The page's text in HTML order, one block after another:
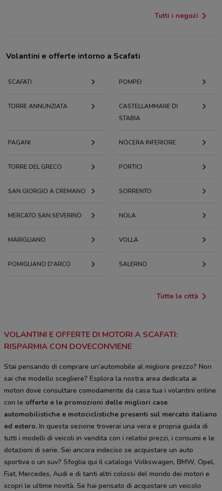
Tutti i negozi
Volantini e offerte intorno a Scafati
SCAFATI POMPEI
TORRE ANNUNZIATA
CASTELLAMMARE DI
STABIA
PAGANI NOCERA INFERIORE
TORRE DEL GRECO PORTICI
SAN GIORGIO A CREMANO SORRENTO
MERCATO SAN SEVERINO NOLA
MARIGLIANO VOLLA
POMIGLIANO D'ARCO SALERNO
Tutte le città
VOLANTINI E OFFERTE DI MOTORI A SCAFATI:
RISPARMIA CON DOVECONVIENE
Stai pensando di comprare un’automobile al migliore prezzo? Non
sai che modello scegliere? Esplora la nostra area dedicata ai
motori dove consultare comodamente da casa tua i volantini online
con le offerte e le promozioni delle migliori case
automobilistiche e motociclistiche presenti sul mercato italiano
ed estero. In questa sezione troverai una vera e propria guida di
tutti i modelli di veicoli in vendita con i relativi prezzi, i consumi e le
dotazioni di serie. Sei ancora indeciso se acquistare un auto
sportiva o un suv? Sfoglia qui il catalogo Volkswagen, BMW, Opel,
Fiat, Mercedes, Audi e di tanti altri colossi del mondo dei motori e
scopri le ultime novità. Se hai pensato di acquistare un veicolo